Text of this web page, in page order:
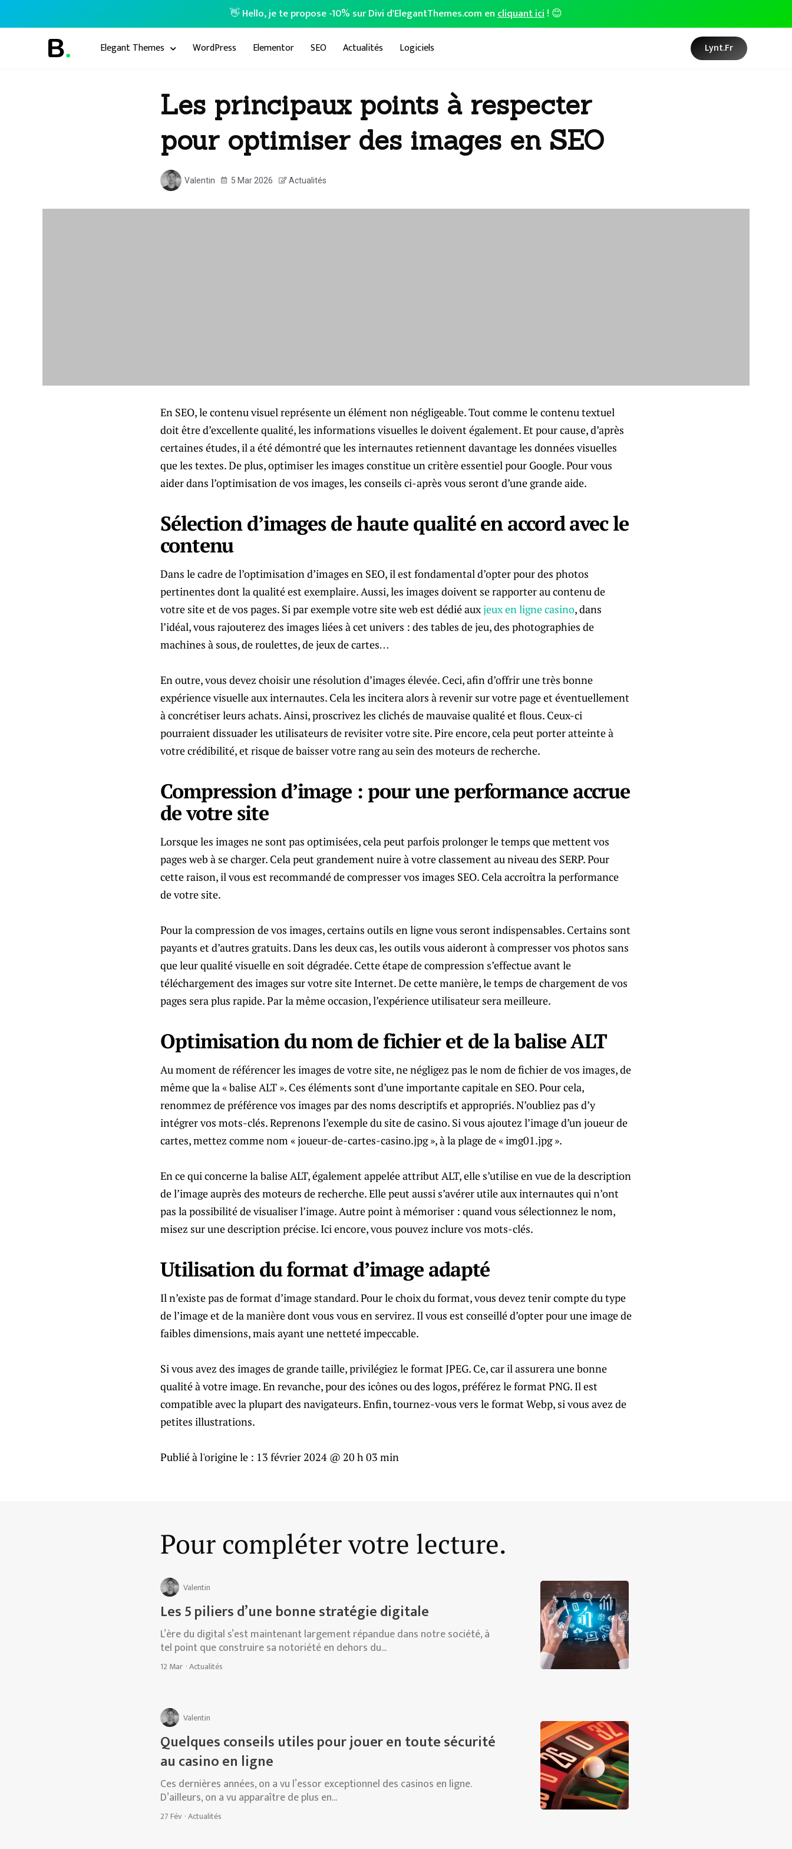
👋 Hello, je te propose -10% sur Divi d'ElegantThemes.com encliquant ici! 😊
Elegant Themes WordPress Elementor SEO Actualités Logiciels Lynt.fr
Les principaux points à respecter
pour optimiser des images en SEO
Valentin 5 Mar 2026 Actualités
En SEO, le contenu visuel représente un élément non négligeable. Tout comme le contenu textuel
doit être d’excellente qualité, les informations visuelles le doivent également. Et pour cause, d’après
certaines études, il a été démontré que les internautes retiennent davantage les données visuelles
que les textes. De plus, optimiser les images constitue un critère essentiel pour Google. Pour vous
aider dans l’optimisation de vos images, les conseils ci-après vous seront d’une grande aide.
Sélection d’images de haute qualité en accord avec le
contenu
Dans le cadre de l’optimisation d’images en SEO, il est fondamental d’opter pour des photos
pertinentes dont la qualité est exemplaire. Aussi, les images doivent se rapporter au contenu de
votre site et de vos pages. Si par exemple votre site web est dédié auxjeux en ligne casino, dans
l’idéal, vous rajouterez des images liées à cet univers : des tables de jeu, des photographies de
machines à sous, de roulettes, de jeux de cartes…
En outre, vous devez choisir une résolution d’images élevée. Ceci, afin d’offrir une très bonne
expérience visuelle aux internautes. Cela les incitera alors à revenir sur votre page et éventuellement
à concrétiser leurs achats. Ainsi, proscrivez les clichés de mauvaise qualité et flous. Ceux-ci
pourraient dissuader les utilisateurs de revisiter votre site. Pire encore, cela peut porter atteinte à
votre crédibilité, et risque de baisser votre rang au sein des moteurs de recherche.
Compression d’image : pour une performance accrue
de votre site
Lorsque les images ne sont pas optimisées, cela peut parfois prolonger le temps que mettent vos
pages web à se charger. Cela peut grandement nuire à votre classement au niveau des SERP. Pour
cette raison, il vous est recommandé de compresser vos images SEO. Cela accroîtra la performance
de votre site.
Pour la compression de vos images, certains outils en ligne vous seront indispensables. Certains sont
payants et d’autres gratuits. Dans les deux cas, les outils vous aideront à compresser vos photos sans
que leur qualité visuelle en soit dégradée. Cette étape de compression s’effectue avant le
téléchargement des images sur votre site Internet. De cette manière, le temps de chargement de vos
pages sera plus rapide. Par la même occasion, l’expérience utilisateur sera meilleure.
Optimisation du nom de fichier et de la balise ALT
Au moment de référencer les images de votre site, ne négligez pas le nom de fichier de vos images, de
même que la « balise ALT ». Ces éléments sont d’une importante capitale en SEO. Pour cela,
renommez de préférence vos images par des noms descriptifs et appropriés. N’oubliez pas d’y
intégrer vos mots-clés. Reprenons l’exemple du site de casino. Si vous ajoutez l’image d’un joueur de
cartes, mettez comme nom « joueur-de-cartes-casino.jpg », à la plage de « img01.jpg ».
En ce qui concerne la balise ALT, également appelée attribut ALT, elle s’utilise en vue de la description
de l’image auprès des moteurs de recherche. Elle peut aussi s’avérer utile aux internautes qui n’ont
pas la possibilité de visualiser l’image. Autre point à mémoriser : quand vous sélectionnez le nom,
misez sur une description précise. Ici encore, vous pouvez inclure vos mots-clés.
Utilisation du format d’image adapté
Il n’existe pas de format d’image standard. Pour le choix du format, vous devez tenir compte du type
de l’image et de la manière dont vous vous en servirez. Il vous est conseillé d’opter pour une image de
faibles dimensions, mais ayant une netteté impeccable.
Si vous avez des images de grande taille, privilégiez le format JPEG. Ce, car il assurera une bonne
qualité à votre image. En revanche, pour des icônes ou des logos, préférez le format PNG. Il est
compatible avec la plupart des navigateurs. Enfin, tournez-vous vers le format Webp, si vous avez de
petites illustrations.
Publié à l'origine le : 13 février 2024 @ 20 h 03 min
Pour compléter votre lecture.
Valentin
Les 5 piliers d’une bonne stratégie digitale
L’ère du digital s’est maintenant largement répandue dans notre société, à
tel point que construire sa notoriété en dehors du...
12 Mar ·Actualités
Valentin
Quelques conseils utiles pour jouer en toute sécurité
au casino en ligne
Ces dernières années, on a vu l’essor exceptionnel des casinos en ligne.
D’ailleurs, on a vu apparaître de plus en...
27 Fév ·Actualités